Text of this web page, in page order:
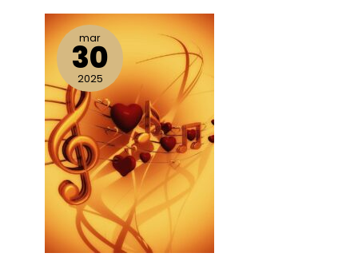
mar
30
2025